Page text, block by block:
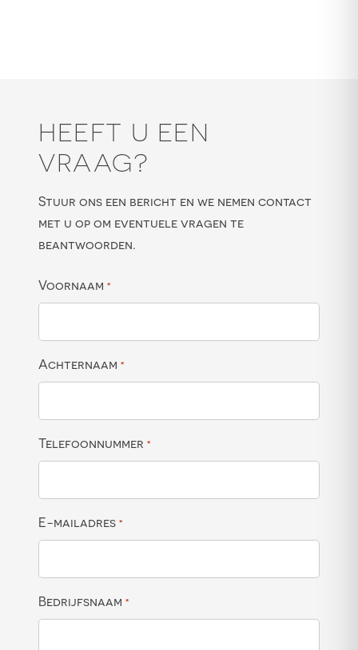
HEEFT U EEN
VRAAG?
Stuur ons een bericht en we nemen contact
met u op om eventuele vragen te
beantwoorden.
Voornaam *
Achternaam *
Telefoonnummer *
E-mailadres *
Bedrijfsnaam *